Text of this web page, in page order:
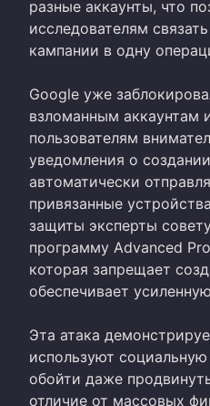
разные аккаунты, что
исследователям
кампании в одну
Google уже
взломанным аккаунтам
пользователям
уведомления о
автоматически
привязанные
защиты эксперты
программу Advanced
которая запрещает
обеспечивает
Эта атака
используют
обойти даже
отличие от массовых